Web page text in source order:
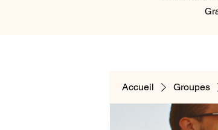
Accueil Groupes